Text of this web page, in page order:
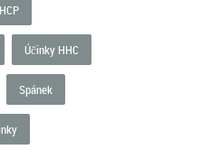
Účinky HHC
Spánek